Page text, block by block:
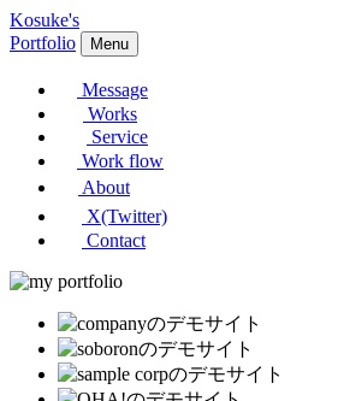
Kosuke's
Portfolio
Menu
Message
Works
Service
Work flow
About
X(Twitter)
Contact